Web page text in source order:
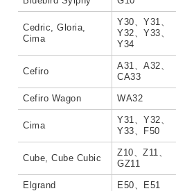
Cedric, Gloria,
Cima
Y30、Y31、
Y32、Y33、
Y34
Cefiro
A31、A32、
CA33
Cefiro Wagon WA32
Cima
Y31、Y32、
Y33、F50
Cube, Cube Cubic
Z10、Z11、
GZ11
Elgrand E50、E51